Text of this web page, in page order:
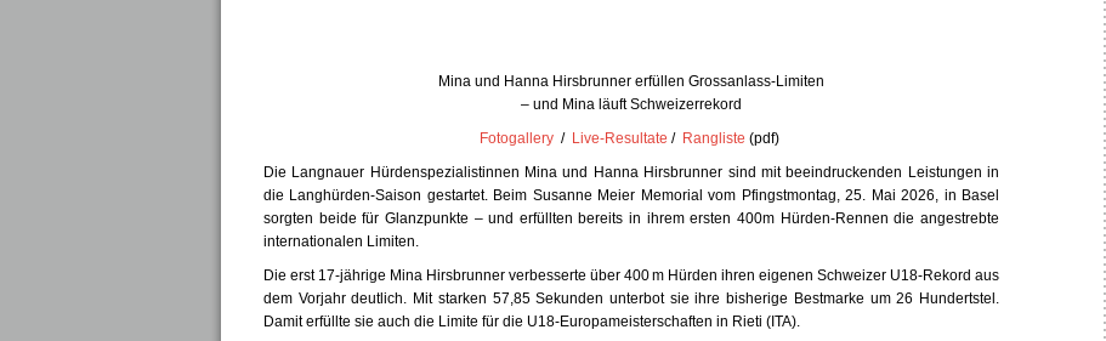
Mina und Hanna Hirsbrunner erfüllen Grossanlass‑Limiten
– und Mina läuft Schweizerrekord
Fotogallery/ Live-Resultate / Rangliste (pdf)
Die Langnauer Hürdenspezialistinnen Mina und Hanna Hirsbrunner sind mit beeindruckenden Leistungen in
die Langhürden-Saison gestartet. Beim Susanne Meier Memorial vom Pfingstmontag, 25. Mai 2026, in Basel
sorgten beide für Glanzpunkte – und erfüllten bereits in ihrem ersten 400m Hürden-Rennen die angestrebte
internationalen Limiten.
Die erst 17‑jährige Mina Hirsbrunner verbesserte über 400 m Hürden ihren eigenen Schweizer U18‑Rekord aus
dem Vorjahr deutlich. Mit starken 57,85 Sekunden unterbot sie ihre bisherige Bestmarke um 26 Hundertstel.
Damit erfüllte sie auch die Limite für die U18‑Europameisterschaften in Rieti (ITA).